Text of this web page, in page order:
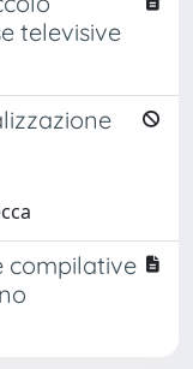
televisive
compilative